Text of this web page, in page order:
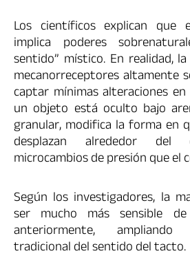
Los científicos explican que
implica poderes
sentido” místico. En realidad,
mecanorreceptores altamente
captar mínimas alteraciones
un objeto está oculto bajo
granular, modifica la forma en
desplazan alrededor del
microcambios de presión que
Según los investigadores, la
ser mucho más sensible
anteriormente,
tradicional del sentido del tacto.